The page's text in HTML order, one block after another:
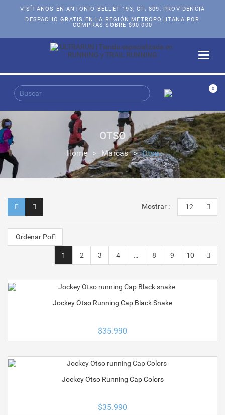
VISÍTANOS EN ANTONIO BELLET 193, OF. 809, PROVIDENCIA
DESPACHO GRATIS EN LA REGIÓN METROPOLITANA POR
COMPRAS SOBRE $90.000
Toggle
0
OTSO
Home > Marcas > Otso
Mostrar : 12
Ordenar Por
1 2 3 4 … 8 9 10
Jockey Otso Running Cap Black Snake
$35.990
Jockey Otso Running Cap Colors
$35.990